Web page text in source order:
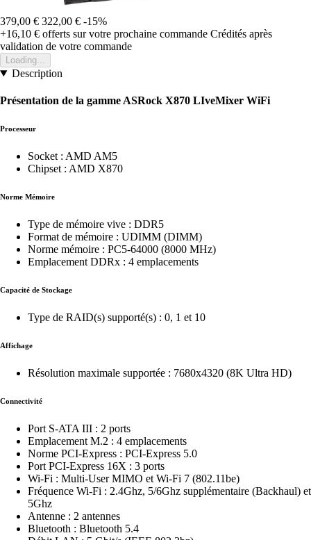
379,00 € 322,00 € -15%
+16,10 € offerts sur votre prochaine commande Crédités après
validation de votre commande
Loading...
Description
Présentation de la gamme ASRock X870 LIveMixer WiFi
Processeur
Socket : AMD AM5
Chipset : AMD X870
Norme Mémoire
Type de mémoire vive : DDR5
Format de mémoire : UDIMM (DIMM)
Norme mémoire : PC5-64000 (8000 MHz)
Emplacement DDRx : 4 emplacements
Capacité de Stockage
Type de RAID(s) supporté(s) : 0, 1 et 10
Affichage
Résolution maximale supportée : 7680x4320 (8K Ultra HD)
Connectivité
Port S-ATA III : 2 ports
Emplacement M.2 : 4 emplacements
Norme PCI-Express : PCI-Express 5.0
Port PCI-Express 16X : 3 ports
Wi-Fi : Multi-User MIMO et Wi-Fi 7 (802.11be)
Fréquence Wi-Fi : 2.4Ghz, 5/6Ghz supplémentaire (Backhaul) et
5Ghz
Antenne : 2 antennes
Bluetooth : Bluetooth 5.4